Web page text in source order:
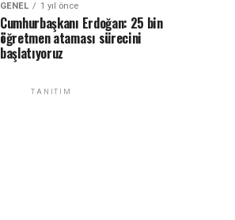
GENEL 1 yıl önce
Cumhurbaşkanı Erdoğan: 25 bin
öğretmen ataması sürecini
başlatıyoruz
TANITIM